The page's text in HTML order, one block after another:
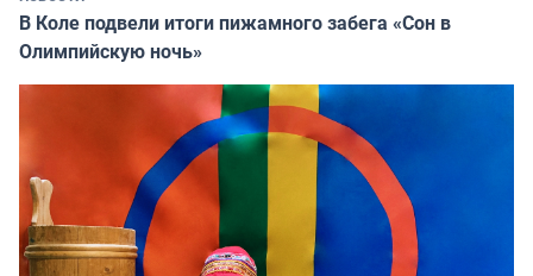
В Коле подвели итоги пижамного забега «Сон в
Олимпийскую ночь»